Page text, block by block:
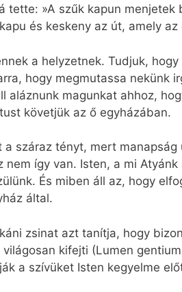
tette: »A szűk kapun
és keskeny az út, amely
a helyzetnek. Tudjuk,
hogy megmutassa nekünk
aláznunk magunkat ahhoz,
követjük az ő egyházában.
száraz tényt, mert
nem így van. Isten, a mi
És miben áll az, hogy
által.
zsinat azt tanítja, hogy
kifejti (Lumen
a szívüket Isten kegyelme